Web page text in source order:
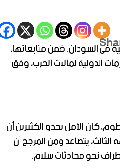
فى السودان. ضمن متابعاتها،
الدولية لمآلات الحرب، وفق
كان الأمل يحدو الكثيرين أن
الثالث، يتصاعد ومن المرجح أن
نحو محادثات سلام.